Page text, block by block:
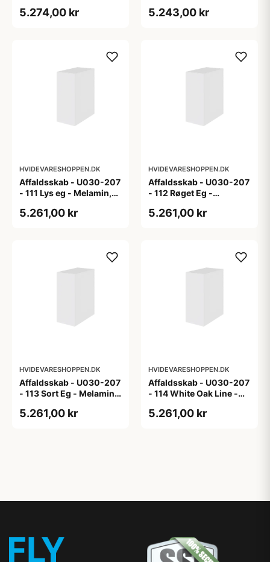
5.274,00 kr 5.243,00 kr
HVIDEVARESHOPPEN.DK
Affaldsskab - U030-207
- 111 Lys eg - Melamin,
5.261,00 kr
HVIDEVARESHOPPEN.DK
Affaldsskab - U030-207
- 112 Røget Eg -
5.261,00 kr
HVIDEVARESHOPPEN.DK
Affaldsskab - U030-207
- 113 Sort Eg - Melamin,
5.261,00 kr
HVIDEVARESHOPPEN.DK
Affaldsskab - U030-207
- 114 White Oak Line -
5.261,00 kr